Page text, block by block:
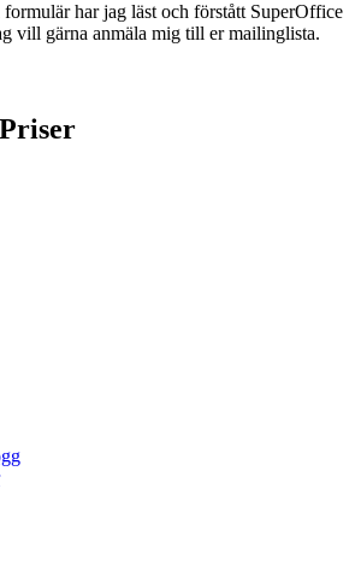
har jag läst och förstått SuperOffice
vill gärna anmäla mig till er mailinglista.